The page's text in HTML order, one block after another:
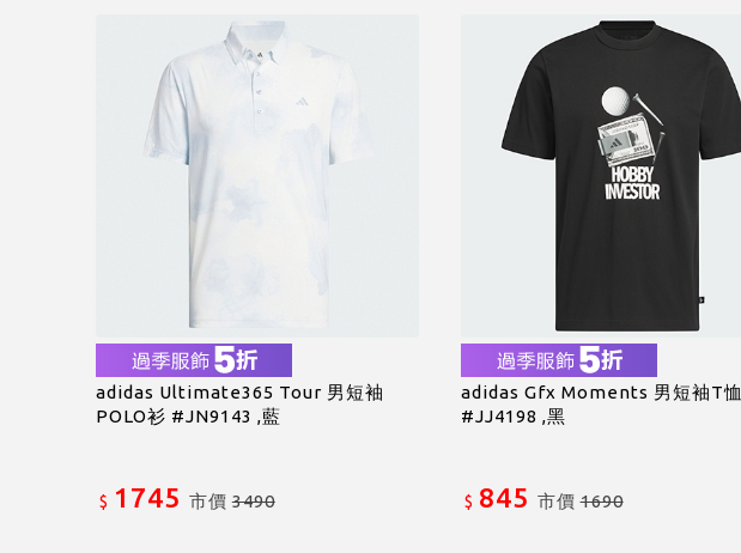
adidas Ultimate365 Tour 男短袖
POLO衫 #JN9143 ,藍
$ 1745 市價3490
adidas Gfx Moments 男短袖T恤
#JJ4198 ,黑
$ 845 市價1690